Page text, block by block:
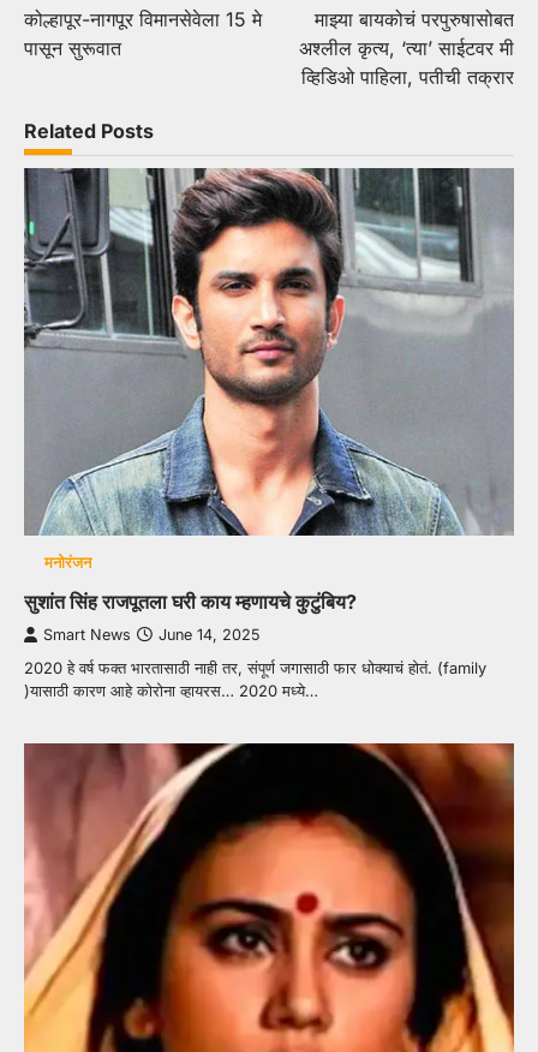
navigation
कोल्हापूर-नागपूर विमानसेवेला 15 मे
पासून सुरूवात
माझ्या बायकोचं परपुरुषासोबत
अश्लील कृत्य, ‘त्या’ साईटवर मी
व्हिडिओ पाहिला, पतीची तक्रार
Related Posts
मनोरंजन
सुशांत सिंह राजपूतला घरी काय म्हणायचे कुटुंबिय?
Smart News June 14, 2025
2020 हे वर्ष फक्त भारतासाठी नाही तर, संपूर्ण जगासाठी फार धोक्याचं होतं. (family
)यासाठी कारण आहे कोरोना व्हायरस… 2020 मध्ये…